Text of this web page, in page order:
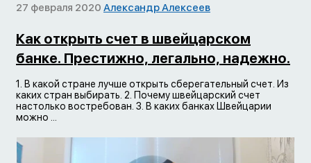
27 февраля 2020 Александр Алексеев
Как открыть счет в швейцарском
банке. Престижно, легально, надежно.
1. В какой стране лучше открыть сберегательный счет. Из
каких стран выбирать. 2. Почему швейцарский счет
настолько востребован. 3. В каких банках Швейцарии
можно ...